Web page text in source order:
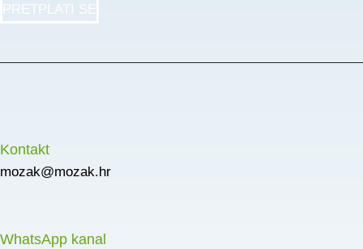
PRETPLATI SE
Kontakt
mozak@mozak.hr
WhatsApp kanal